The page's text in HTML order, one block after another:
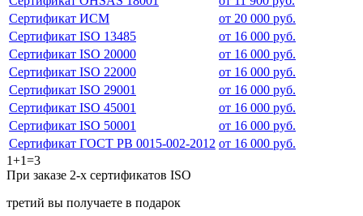
Сертификат ИСМ
от 20 000 руб.
Сертификат ISO 13485
от 16 000 руб.
Сертификат ISO 20000
от 16 000 руб.
Сертификат ISO 22000
от 16 000 руб.
Сертификат ISO 29001
от 16 000 руб.
Сертификат ISO 45001
от 16 000 руб.
Сертификат ISO 50001
от 16 000 руб.
Сертификат ГОСТ РВ 0015-002-2012 от 16 000 руб.
1+1=3
При заказе 2-х сертификатов ISO
третий вы получаете в подарок